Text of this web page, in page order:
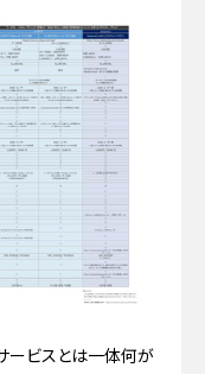
ービスとは一体何が